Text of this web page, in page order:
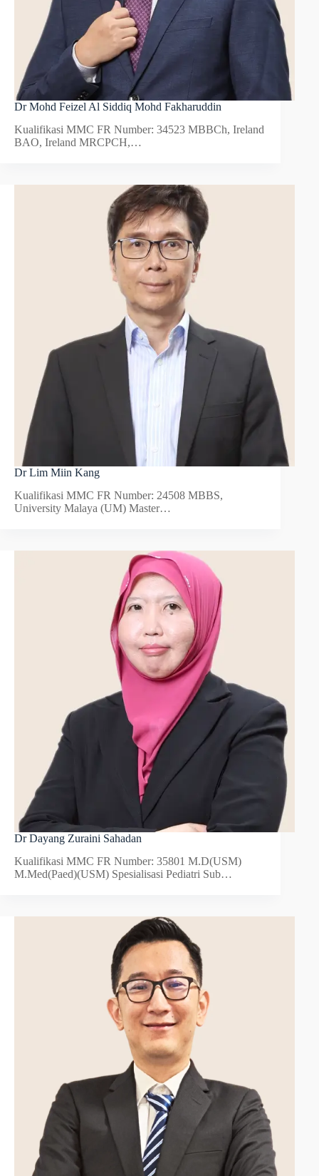
Dr Mohd Feizel Al Siddiq Mohd Fakharuddin
Kualifikasi MMC FR Number: 34523 MBBCh, Ireland
BAO, Ireland MRCPCH,…
Dr Lim Miin Kang
Kualifikasi MMC FR Number: 24508 MBBS,
University Malaya (UM) Master…
Dr Dayang Zuraini Sahadan
Kualifikasi MMC FR Number: 35801 M.D(USM)
M.Med(Paed)(USM) Spesialisasi Pediatri Sub…